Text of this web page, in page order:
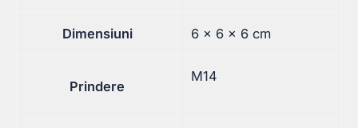
Dimensiuni 6 × 6 × 6 cm
Prindere
M14